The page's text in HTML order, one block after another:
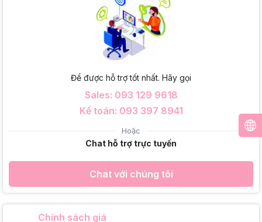
Để được hỗ trợ tốt nhất. Hãy gọi
Sales: 093 129 9618
Kế toán: 093 397 8941
Hoặc
Chat hỗ trợ trực tuyến
Chat với chúng tôi
Chính sách giá